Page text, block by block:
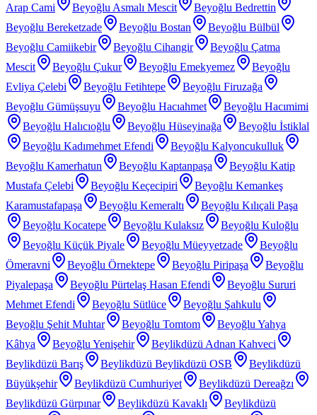
Arap Cami
Beyoğlu Asmalı Mescit
Beyoğlu Bedrettin
Beyoğlu Bereketzade
Beyoğlu Bostan
Beyoğlu Bülbül
Beyoğlu Camiikebir
Beyoğlu Cihangir
Beyoğlu Çatma
Mescit
Beyoğlu Çukur Beyoğlu Emekyemez
Beyoğlu
Evliya Çelebi
Beyoğlu Fetihtepe
Beyoğlu Firuzağa
Beyoğlu Gümüşsuyu
Beyoğlu Hacıahmet
Beyoğlu Hacımimi
Beyoğlu Halıcıoğlu
Beyoğlu Hüseyinağa
Beyoğlu İstiklal
Beyoğlu Kadımehmet Efendi
Beyoğlu Kalyoncukulluk
Beyoğlu Kamerhatun
Beyoğlu Kaptanpaşa
Beyoğlu Katip
Mustafa Çelebi
Beyoğlu Keçecipiri
Beyoğlu Kemankeş
Karamustafapaşa
Beyoğlu Kemeraltı
Beyoğlu Kılıçali Paşa
Beyoğlu Kocatepe
Beyoğlu Kulaksız
Beyoğlu Kuloğlu
Beyoğlu Küçük Piyale
Beyoğlu Müeyyetzade
Beyoğlu
Ömeravni
Beyoğlu Örnektepe Beyoğlu Piripaşa
Beyoğlu
Piyalepaşa
Beyoğlu Pürtelaş Hasan Efendi
Beyoğlu Sururi
Mehmet Efendi
Beyoğlu Sütlüce
Beyoğlu Şahkulu
Beyoğlu Şehit Muhtar
Beyoğlu Tomtom
Beyoğlu Yahya
Kâhya
Beyoğlu Yenişehir
Beylikdüzü Adnan Kahveci
Beylikdüzü Barış
Beylikdüzü Beylikdüzü OSB
Beylikdüzü
Büyükşehir
Beylikdüzü Cumhuriyet
Beylikdüzü Dereağzı
Beylikdüzü Gürpınar
Beylikdüzü Kavaklı
Beylikdüzü